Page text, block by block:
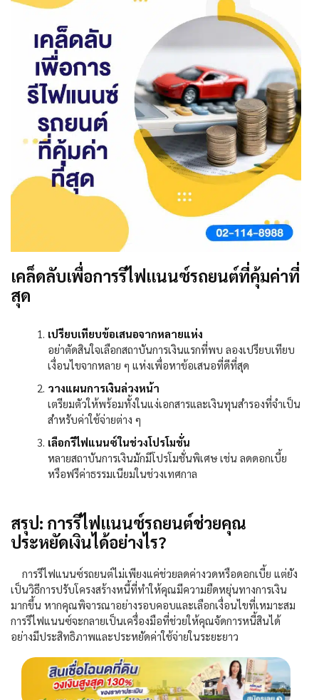
เคล็ดลับเพื่อการรีไฟแนนซ์รถยนต์ที่คุ้มค่าที่
สุด
เปรียบเทียบข้อเสนอจากหลายแห่ง
อย่าตัดสินใจเลือกสถาบันการเงินแรกที่พบ ลองเปรียบเทียบ
เงื่อนไขจากหลาย ๆ แห่งเพื่อหาข้อเสนอที่ดีที่สุด
วางแผนการเงินล่วงหน้า
เตรียมตัวให้พร้อมทั้งในแง่เอกสารและเงินทุนสำรองที่จำเป็น
สำหรับค่าใช้จ่ายต่าง ๆ
เลือกรีไฟแนนซ์ในช่วงโปรโมชั่น
หลายสถาบันการเงินมักมีโปรโมชั่นพิเศษ เช่น ลดดอกเบี้ย
หรือฟรีค่าธรรมเนียมในช่วงเทศกาล
สรุป: การรีไฟแนนซ์รถยนต์ช่วยคุณ
ประหยัดเงินได้อย่างไร?
การรีไฟแนนซ์รถยนต์ไม่เพียงแค่ช่วยลดค่างวดหรือดอกเบี้ย แต่ยัง
เป็นวิธีการปรับโครงสร้างหนี้ที่ทำให้คุณมีความยืดหยุ่นทางการเงิน
มากขึ้น หากคุณพิจารณาอย่างรอบคอบและเลือกเงื่อนไขที่เหมาะสม
การรีไฟแนนซ์จะกลายเป็นเครื่องมือที่ช่วยให้คุณจัดการหนี้สินได้
อย่างมีประสิทธิภาพและประหยัดค่าใช้จ่ายในระยะยาว